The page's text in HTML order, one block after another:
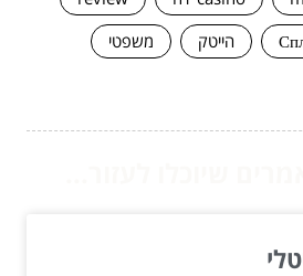
הייטק
משפטי